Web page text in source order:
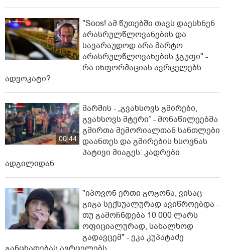
"Soos! ამ წუთებში თავს დაესხნენ
არასრულწლოვანების და
სავარაუდოდ არა მარტო
არასრულწლოვანების ჯგუფი" -
რა ინფორმაციას ავრცელებს
ადვოკატი?
00:44
მარშის - „გვახსოვს გმირები,
გვახსოვს მტერი” - მონაწილეებმა
გმირთა მემორიალთან სანთლები
დაანთეს და გმირების ხსოვნას
პატივი მიაგეს: კადრები
ადგილიდან
"იპოვონ ერთი გოგონა, ვისაც
გიგა სექსუალურად ავიწროებდა -
თუ გამოჩნდება 10 000 ლარს
ოფიციალურად, სახალხოდ
გადავცემ" - ეკა კუპატაძე